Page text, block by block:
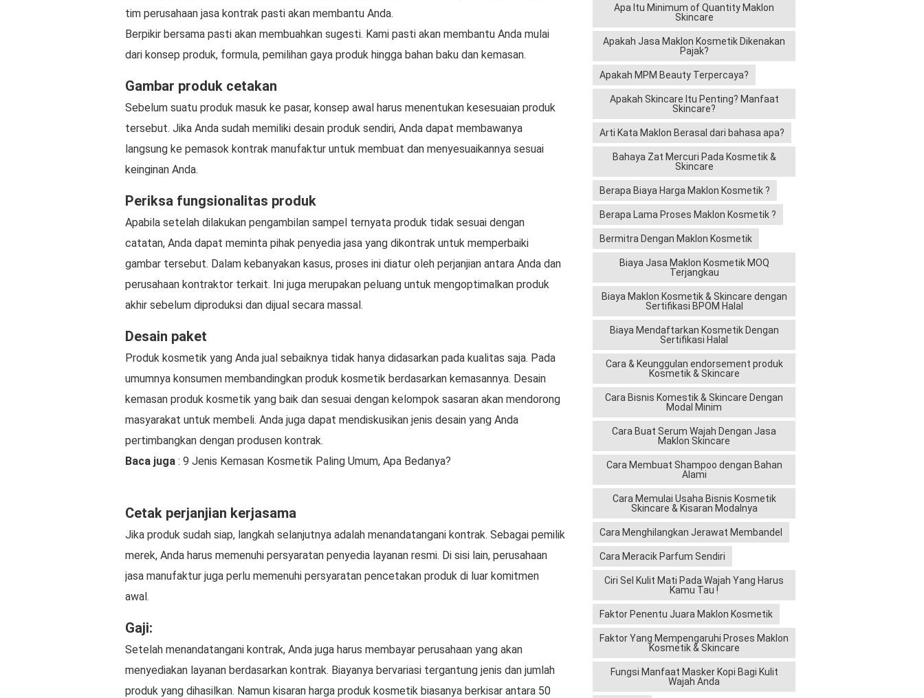
tim perusahaan jasa kontrak pasti akan membantu Anda.
Berpikir bersama pasti akan membuahkan sugesti. Kami pasti akan membantu Anda mulai
dari konsep produk, formula, pemilihan gaya produk hingga bahan baku dan kemasan.
Gambar produk cetakan
Sebelum suatu produk masuk ke pasar, konsep awal harus menentukan kesesuaian produk
tersebut. Jika Anda sudah memiliki desain produk sendiri, Anda dapat membawanya
langsung ke pemasok kontrak manufaktur untuk membuat dan menyesuaikannya sesuai
keinginan Anda.
Periksa fungsionalitas produk
Apabila setelah dilakukan pengambilan sampel ternyata produk tidak sesuai dengan
catatan, Anda dapat meminta pihak penyedia jasa yang dikontrak untuk memperbaiki
gambar tersebut. Dalam kebanyakan kasus, proses ini diatur oleh perjanjian antara Anda dan
perusahaan kontraktor terkait. Ini juga merupakan peluang untuk mengoptimalkan produk
akhir sebelum diproduksi dan dijual secara massal.
Desain paket
Produk kosmetik yang Anda jual sebaiknya tidak hanya didasarkan pada kualitas saja. Pada
umumnya konsumen membandingkan produk kosmetik berdasarkan kemasannya. Desain
kemasan produk kosmetik yang baik dan sesuai dengan kelompok sasaran akan mendorong
masyarakat untuk membeli. Anda juga dapat mendiskusikan jenis desain yang Anda
pertimbangkan dengan produsen kontrak.
Baca juga : 9 Jenis Kemasan Kosmetik Paling Umum, Apa Bedanya?
Cetak perjanjian kerjasama
Jika produk sudah siap, langkah selanjutnya adalah menandatangani kontrak. Sebagai pemilik
merek, Anda harus memenuhi persyaratan penyedia layanan resmi. Di sisi lain, perusahaan
jasa manufaktur juga perlu memenuhi persyaratan pencetakan produk di luar komitmen
awal.
Gaji:
Setelah menandatangani kontrak, Anda juga harus membayar perusahaan yang akan
menyediakan layanan berdasarkan kontrak. Biayanya bervariasi tergantung jenis dan jumlah
produk yang dihasilkan. Namun kisaran harga produk kosmetik biasanya berkisar antara 50
Apa Itu Minimum of Quantity Maklon
Skincare
Apakah Jasa Maklon Kosmetik Dikenakan
Pajak?
Apakah MPM Beauty Terpercaya?
Apakah Skincare Itu Penting? Manfaat
Skincare?
Arti Kata Maklon Berasal dari bahasa apa?
Bahaya Zat Mercuri Pada Kosmetik &
Skincare
Berapa Biaya Harga Maklon Kosmetik ?
Berapa Lama Proses Maklon Kosmetik ?
Bermitra Dengan Maklon Kosmetik
Biaya Jasa Maklon Kosmetik MOQ
Terjangkau
Biaya Maklon Kosmetik & Skincare dengan
Sertifikasi BPOM Halal
Biaya Mendaftarkan Kosmetik Dengan
Sertifikasi Halal
Cara & Keunggulan endorsement produk
Kosmetik & Skincare
Cara Bisnis Komestik & Skincare Dengan
Modal Minim
Cara Buat Serum Wajah Dengan Jasa
Maklon Skincare
Cara Membuat Shampoo dengan Bahan
Alami
Cara Memulai Usaha Bisnis Kosmetik
Skincare & Kisaran Modalnya
Cara Menghilangkan Jerawat Membandel
Cara Meracik Parfum Sendiri
Ciri Sel Kulit Mati Pada Wajah Yang Harus
Kamu Tau !
Faktor Penentu Juara Maklon Kosmetik
Faktor Yang Mempengaruhi Proses Maklon
Kosmetik & Skincare
Fungsi Manfaat Masker Kopi Bagi Kulit
Wajah Anda